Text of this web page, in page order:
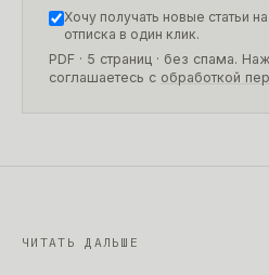
Хочу получать новые статьи
отписка в один клик.
PDF · 5 страниц · без спама.
соглашаетесь с обработкой
ЧИТАТЬ ДАЛЬШЕ